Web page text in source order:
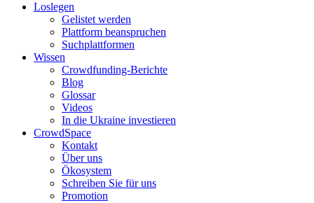
Loslegen
Gelistet werden
Plattform beanspruchen
Suchplattformen
Wissen
Crowdfunding-Berichte
Blog
Glossar
Videos
In die Ukraine investieren
CrowdSpace
Kontakt
Über uns
Ökosystem
Schreiben Sie für uns
Promotion